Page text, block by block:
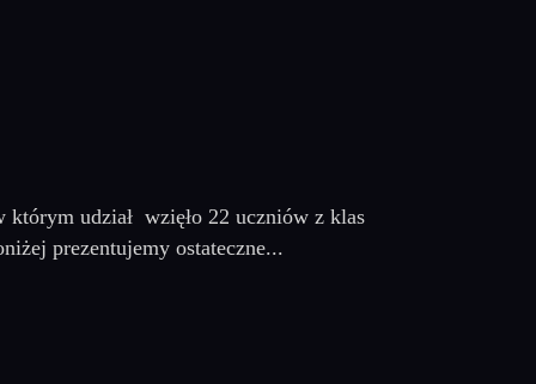
którym udział wzięło 22 uczniów z klas
prezentujemy ostateczne...